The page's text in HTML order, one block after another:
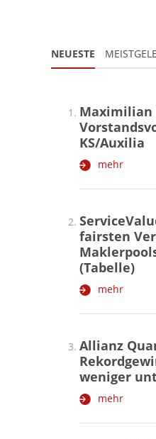
NEUESTE
Maximilian
KS/Auxilia
mehr
fairsten
(Tabelle)
mehr
Allianz
weniger
mehr